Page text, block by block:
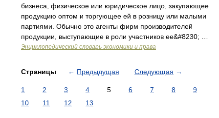
бизнеса, физическое или юридическое лицо, закупающее
продукцию оптом и торгующее ей в розницу или малыми
партиями. Обычно это агенты фирм производителей
продукции, выступающие в роли участников ее&#8230; …
Энциклопедический словарь экономики и права
Страницы ← Предыдущая Следующая →
1 2 3 4 5 6 7 8
9
10
11 12 13